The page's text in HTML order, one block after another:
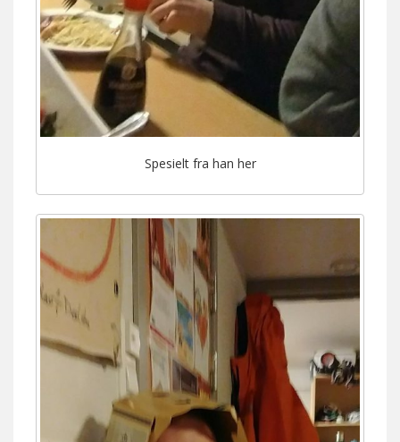
Spesielt fra han her